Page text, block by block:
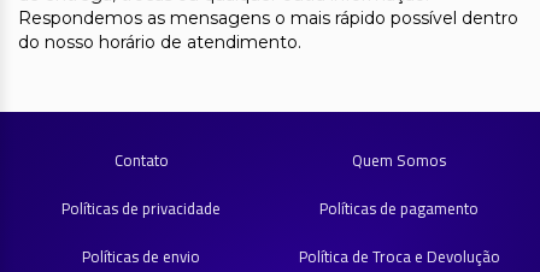
Respondemos as mensagens o mais rápido possível dentro
do nosso horário de atendimento.
Contato
Quem Somos
Políticas de privacidade
Políticas de pagamento
Políticas de envio
Política de Troca e Devolução